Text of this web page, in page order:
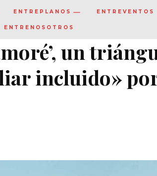
ENTREPLANOS ENTREVENTOS
ENTRENOSOTROS
un
incluido»